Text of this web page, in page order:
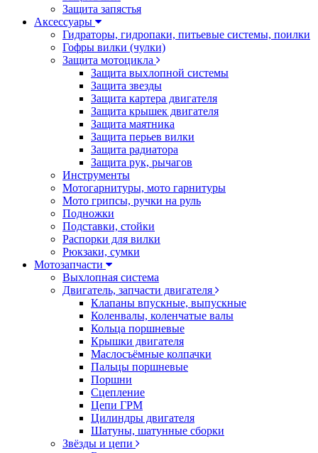
Защита запястья
Аксессуары
Гидраторы, гидропаки, питьевые системы, поилки
Гофры вилки (чулки)
Защита мотоцикла
Защита выхлопной системы
Защита звезды
Защита картера двигателя
Защита крышек двигателя
Защита маятника
Защита перьев вилки
Защита радиатора
Защита рук, рычагов
Инструменты
Мотогарнитуры, мото гарнитуры
Мото грипсы, ручки на руль
Подножки
Подставки, стойки
Распорки для вилки
Рюкзаки, сумки
Мотозапчасти
Выхлопная система
Двигатель, запчасти двигателя
Клапаны впускные, выпускные
Коленвалы, коленчатые валы
Кольца поршневые
Крышки двигателя
Маслосъёмные колпачки
Пальцы поршневые
Поршни
Сцепление
Цепи ГРМ
Цилиндры двигателя
Шатуны, шатунные сборки
Звёзды и цепи